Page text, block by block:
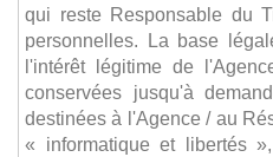
qui reste Responsable du
personnelles. La base
l'intérêt légitime de
conservées jusqu'à
destinées à l'Agence / au
« informatique et libertés